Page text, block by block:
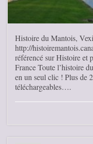
Histoire du Mantois,
http://
référencé sur Histoire et
France Toute l’histoire
en un seul clic ! Plus de
téléchargeables….